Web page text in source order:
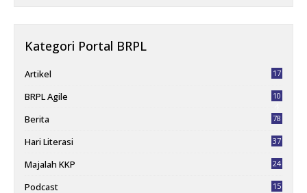
Kategori Portal BRPL
Artikel 17
BRPL Agile
10
Berita 78
Hari Literasi 37
Majalah KKP 24
Podcast 15